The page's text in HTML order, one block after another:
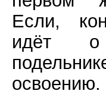
Если,
идёт о
освоению.